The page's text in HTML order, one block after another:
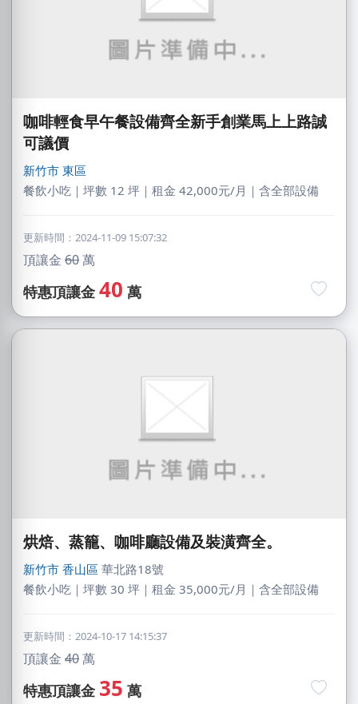
咖啡輕食早午餐設備齊全新手創業馬上上路誠
可議價
新竹市 東區
餐飲小吃｜坪數 12 坪｜租金 42,000元/月｜含全部設備
更新時間：2024-11-09 15:07:32
頂讓金 60萬
特惠頂讓金 40 萬
烘焙、蒸籠、咖啡廳設備及裝潢齊全。
新竹市 香山區 華北路18號
餐飲小吃｜坪數 30 坪｜租金 35,000元/月｜含全部設備
更新時間：2024-10-17 14:15:37
頂讓金 40萬
特惠頂讓金 35 萬